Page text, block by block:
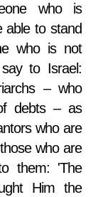
who is
able to stand
who is not
to Israel:
– who
debts – as
who are
who are
them: 'The
Him the